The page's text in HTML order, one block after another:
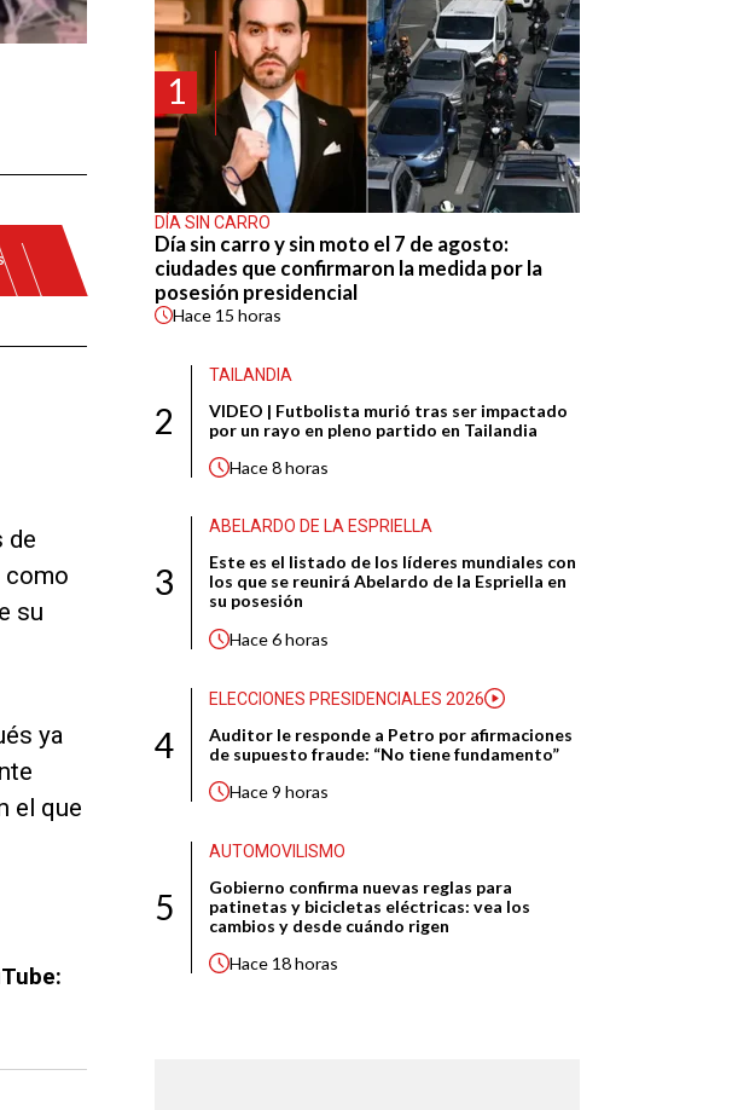
de
como
su
ya
el que
1
DÍA SIN CARRO
Día sin carro y sin moto el 7 de agosto:
ciudades que confirmaron la medida por la
posesión presidencial
Hace 15 horas
2
TAILANDIA
VIDEO | Futbolista murió tras ser impactado
por un rayo en pleno partido en Tailandia
Hace8 horas
3
ABELARDO DE LA ESPRIELLA
Este es el listado de los líderes mundiales con
los que se reunirá Abelardo de la Espriella en
su posesión
Hace6 horas
4
ELECCIONES PRESIDENCIALES 2026
Auditor le responde a Petro por afirmaciones
de supuesto fraude: “No tiene fundamento”
Hace9 horas
5
AUTOMOVILISMO
Gobierno confirma nuevas reglas para
patinetas y bicicletas eléctricas: vea los
cambios y desde cuándo rigen
Hace 18 horas